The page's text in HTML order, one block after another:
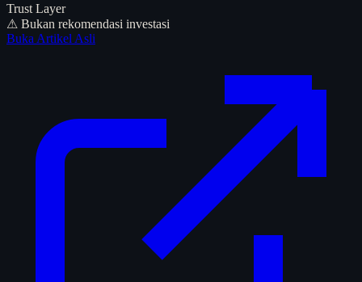
Trust Layer
⚠ Bukan rekomendasi investasi
Buka Artikel Asli